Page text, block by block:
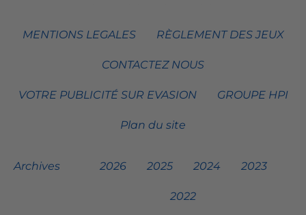
MENTIONS LEGALES RÈGLEMENT DES JEUX
CONTACTEZ NOUS
VOTRE PUBLICITÉ SUR EVASION GROUPE HPI
Plan du site
Archives 2026 2025 2024 2023
2022